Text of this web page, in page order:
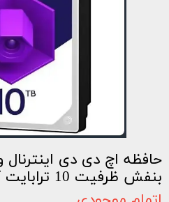
حافظه اچ دی دی
بنفش ظرفیت 10 ترابایت گارانتی اصلی